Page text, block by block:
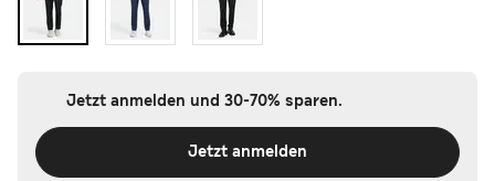
Jetzt anmelden und 30-70% sparen.
Jetzt anmelden